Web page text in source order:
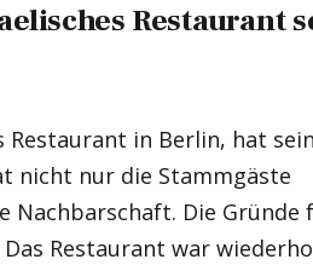
Restaurant
Restaurant in Berlin, hat
nicht nur die Stammgäste
Nachbarschaft. Die Gründe
Restaurant war